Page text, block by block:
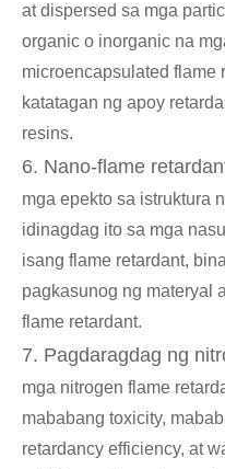
at dispersed sa mga
organic o inorganic na
microencapsulated flame
katatagan ng apoy
resins.
6. Nano-flame
mga epekto sa istruktura
idinagdag ito sa mga
isang flame retardant,
pagkasunog ng materyal
flame retardant.
7. Pagdaragdag ng
mga nitrogen flame
mababang toxicity,
retardancy efficiency, at